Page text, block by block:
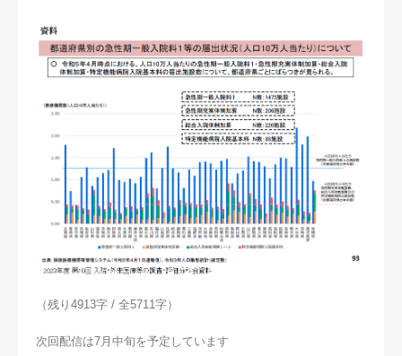
（残り4913字 / 全5711字）
次回配信は7月中旬を予定しています